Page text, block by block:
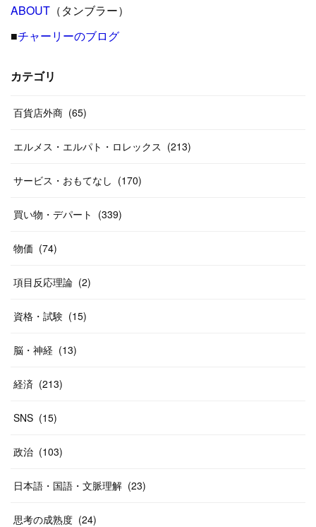
(24)
(8 )
(17
(12)
(12)
19)
(13
(14)
(26)
27)
(29
(24)
(26
(31)
31
(26
(20)
(14
(46
( 23)
40
(55
(38)
(20
(31
58)
10
( 42)
(33
(46)
(20
ABOUT （タンブラー）
■チャーリーのブログ
カテゴリ
百貨店外商 (65)
エルメス・エルパト・ロレックス (213)
サービス・おもてなし (170)
買い物・デパート (339)
物価 (74)
項目反応理論 (2)
資格・試験 (15)
脳・神経 (13)
経済 (213)
SNS (15)
政治 (103)
日本語・国語・文脈理解 (23)
思考の成熟度 (24)